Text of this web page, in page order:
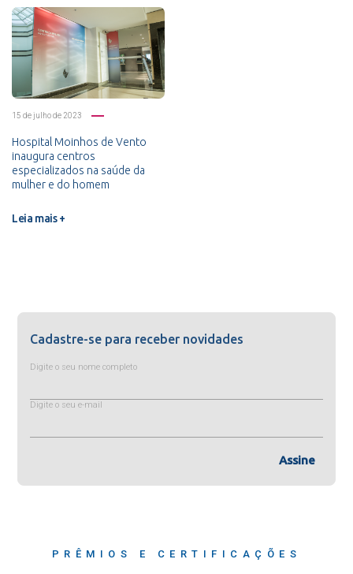
15 de julho de 2023
Hospital Moinhos de Vento
inaugura centros
especializados na saúde da
mulher e do homem
Leia mais +
Cadastre-se para receber novidades
Digite o seu nome completo
Digite o seu e-mail
Assine
PRÊMIOS E CERTIFICAÇÕES